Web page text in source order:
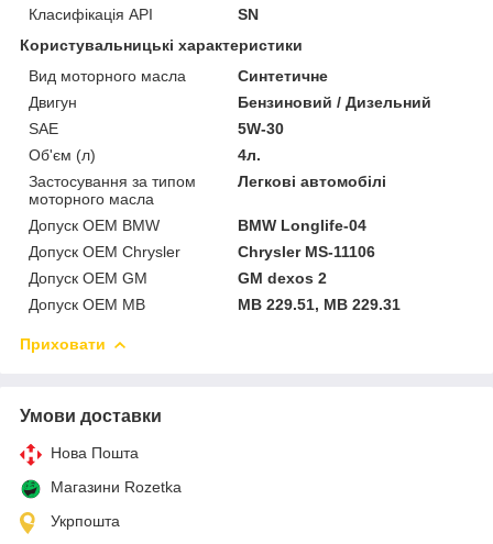
Класифікація API
SN
Користувальницькі характеристики
Вид моторного масла
Синтетичне
Двигун
Бензиновий / Дизельний
SAE
5W-30
Об'єм (л)
4л.
Застосування за типом
моторного масла
Легкові автомобілі
Допуск OEM BMW
BMW Longlife-04
Допуск OEM Chrysler
Chrysler MS-11106
Допуск OEM GM
GM dexos 2
Допуск OEM MB
MB 229.51, MB 229.31
Приховати
Умови доставки
Нова Пошта
Магазини Rozetka
Укрпошта